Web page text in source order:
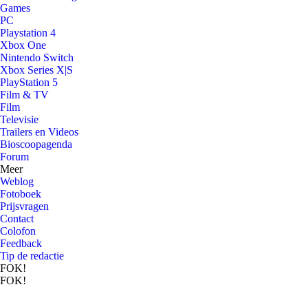
Games
PC
Playstation 4
Xbox One
Nintendo Switch
Xbox Series X|S
PlayStation 5
Film & TV
Film
Televisie
Trailers en Videos
Bioscoopagenda
Forum
Meer
Weblog
Fotoboek
Prijsvragen
Contact
Colofon
Feedback
Tip de redactie
FOK!
FOK!